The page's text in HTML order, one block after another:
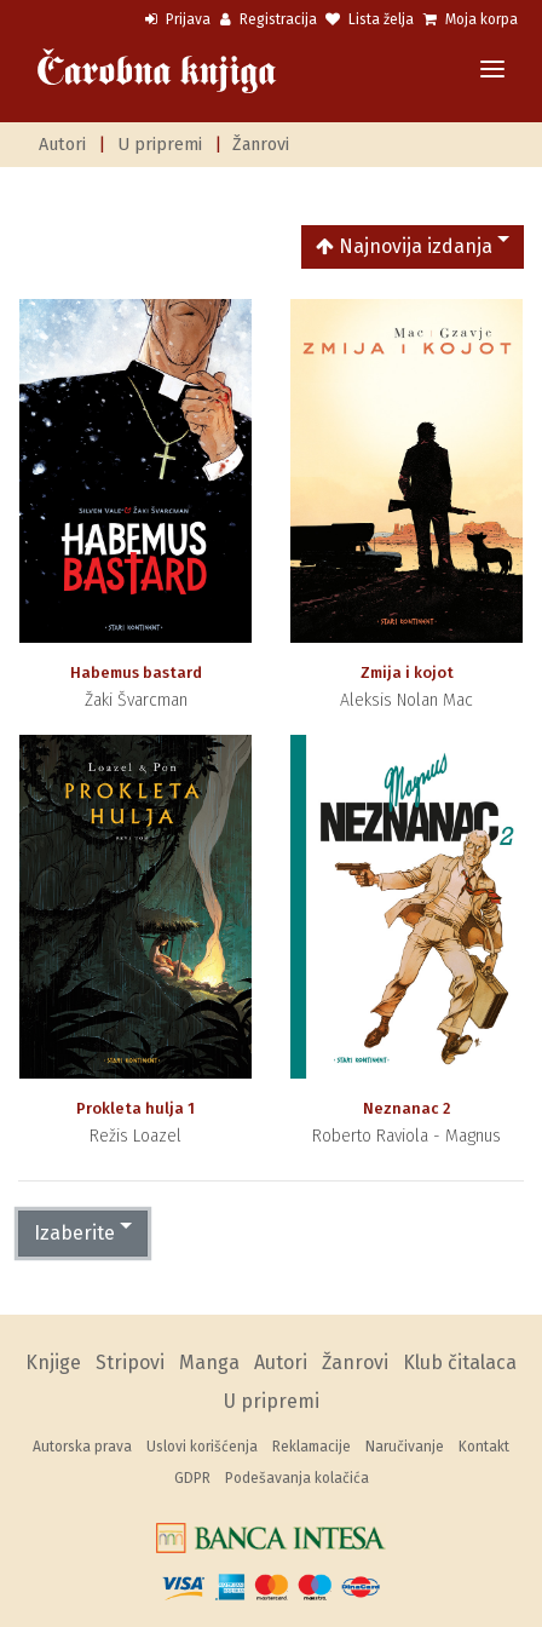
Prijava Registracija Lista želja Moja korpa
Autori U pripremi Žanrovi
Najnovija izdanja
Habemus bastard
Žaki Švarcman
Zmija i kojot
Aleksis Nolan Mac
Prokleta hulja 1
Režis Loazel
Neznanac 2
Roberto Raviola - Magnus
Izaberite
Knjige Stripovi Manga Autori Žanrovi
Klub čitalaca
U pripremi
Autorska prava Uslovi korišćenja Reklamacije Naručivanje
Kontakt
GDPR
Podešavanja kolačića